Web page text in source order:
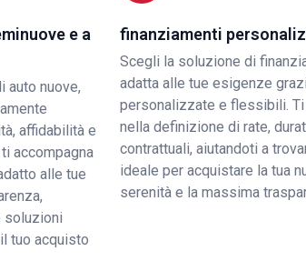
e a
auto nuove,
affidabilità e
accompagna
alle tue
soluzioni
tuo acquisto
finanziamenti
Scegli la soluzione di
adatta alle tue esigenze
personalizzate e flessibili.
nella definizione di rate,
contrattuali, aiutandoti a
ideale per acquistare la tua
serenità e la massima